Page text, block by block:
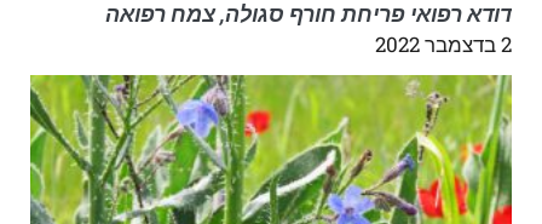
דודא רפואי פריחת חורף סגולה, צמח רפואה
2 בדצמבר 2022